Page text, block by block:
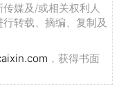
媒及/或相关权利人
转载、摘编、复制及
，获得书面